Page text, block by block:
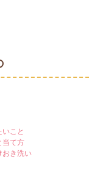
こと
当て方
おき洗い